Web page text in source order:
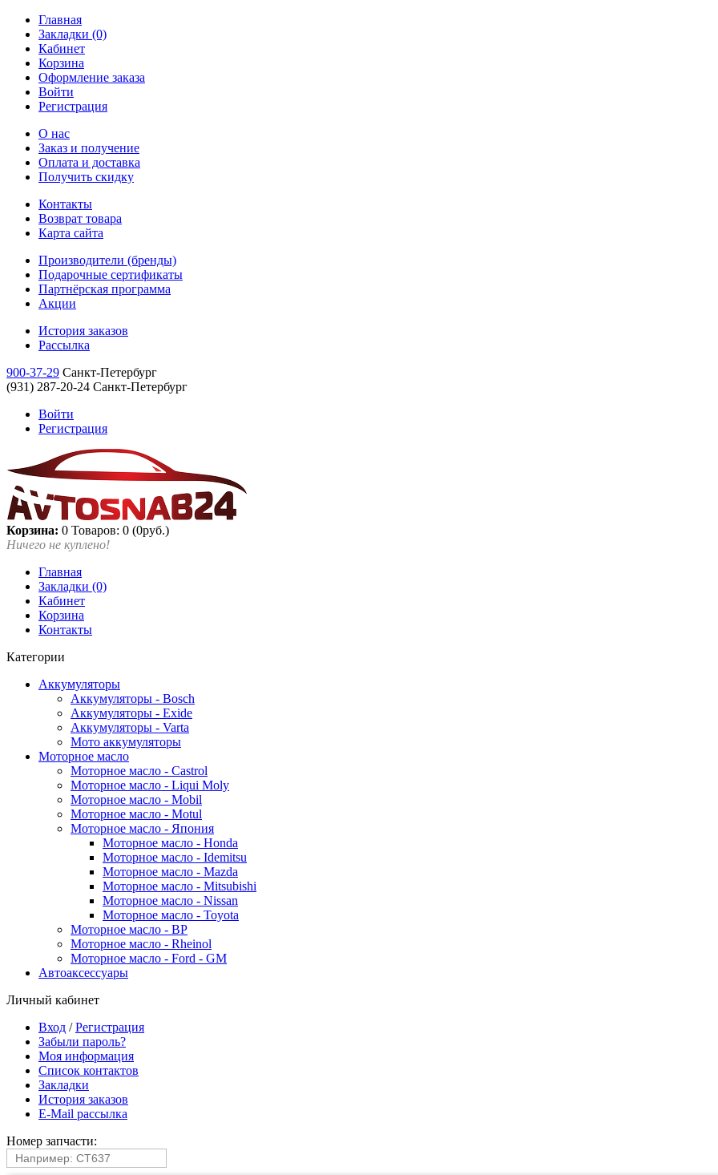
Главная
Закладки (0)
Кабинет
Корзина
Оформление заказа
Войти
Регистрация
О нас
Заказ и получение
Оплата и доставка
Получить скидку
Контакты
Возврат товара
Карта сайта
Производители (бренды)
Подарочные сертификаты
Партнёрская программа
Акции
История заказов
Рассылка
900-37-29 Санкт-Петербург
(931) 287-20-24 Санкт-Петербург
Войти
Регистрация
Корзина: 0 Товаров: 0 (0руб.)
Ничего не куплено!
Главная
Закладки (0)
Кабинет
Корзина
Контакты
Категории
Аккумуляторы
Аккумуляторы - Bosch
Аккумуляторы - Exide
Аккумуляторы - Varta
Мото аккумуляторы
Моторное масло
Моторное масло - Castrol
Моторное масло - Liqui Moly
Моторное масло - Mobil
Моторное масло - Motul
Моторное масло - Япония
Моторное масло - Honda
Моторное масло - Idemitsu
Моторное масло - Mazda
Моторное масло - Mitsubishi
Моторное масло - Nissan
Моторное масло - Toyota
Моторное масло - BP
Моторное масло - Rheinol
Моторное масло - Ford - GM
Автоаксессуары
Личный кабинет
Вход /Регистрация
Забыли пароль?
Моя информация
Список контактов
Закладки
История заказов
E-Mail рассылка
Номер запчасти: